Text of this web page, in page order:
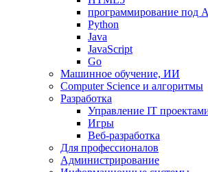
программирование под
Python
Java
JavaScript
Go
Машинное обучение, ИИ
Computer Science и алгоритмы
Разработка
Управление IT
Игры
Веб-разработка
Для профессионалов
Администрирование